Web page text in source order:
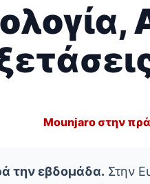
Mounjaro στην
την εβδομάδα. Στην